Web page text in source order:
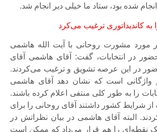
شده بود، ستاد ما خیلی دیر انجام شد.
کاندیداتوری ترغیب می‌کرد
مورد مشورت روحانی با آیت الله هاشمی
در انتخابات، گفت: آقای هاشمی آقای
در این عرصه تشویق و ترغیب می‌کردند.
واژگانی است که نشان دهد آقای هاشمی
را به طور کلی منتفی اعلام کرده باشند.
از شرایط کشور داشتند آقای روحانی را برای
البته آقای هاشمی در بیان نظراتش در
نقطه‌ای را هم قرار می‌داد که ممکن است